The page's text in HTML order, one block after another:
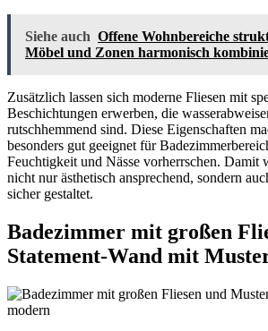
Siehe auch Offene Wohnbereiche
Möbel und Zonen harmonisch
Zusätzlich lassen sich moderne Fliesen mit
Beschichtungen erwerben, die
rutschhemmend sind. Diese Eigenschaften
besonders gut geeignet für
Feuchtigkeit und Nässe vorherrschen. Damit
nicht nur ästhetisch ansprechend, sondern
sicher gestaltet.
Badezimmer mit großen
Statement-Wand mit